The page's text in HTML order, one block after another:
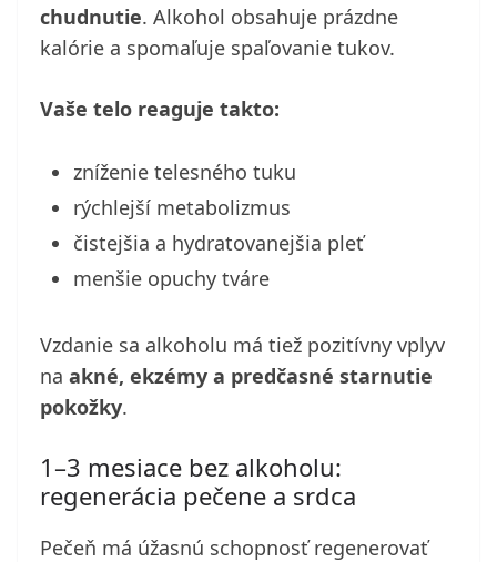
chudnutie. Alkohol obsahuje prázdne
kalórie a spomaľuje spaľovanie tukov.
Vaše telo reaguje takto:
zníženie telesného tuku
rýchlejší metabolizmus
čistejšia a hydratovanejšia pleť
menšie opuchy tváre
Vzdanie sa alkoholu má tiež pozitívny vplyv
na akné, ekzémy a predčasné starnutie
pokožky.
1–3 mesiace bez alkoholu:
regenerácia pečene a srdca
Pečeň má úžasnú schopnosť regenerovať